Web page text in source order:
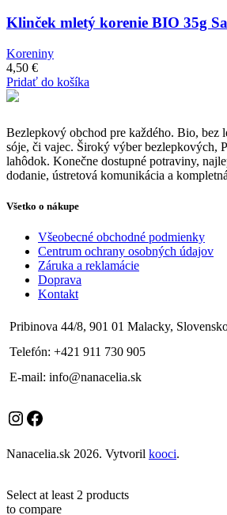
Klinček mletý korenie BIO 35g
Koreniny
4,50 €
Pridať do košíka
Bezlepkový obchod pre každého. Bio, bez
sóje, či vajec. Široký výber bezlepkových,
lahôdok. Konečne dostupné potraviny,
dodanie, ústretová komunikácia a
Všetko o nákupe
Všeobecné obchodné podmienky
Centrum ochrany osobných údajov
Záruka a reklamácie
Doprava
Kontakt
Pribinova 44/8, 901 01 Malacky,
Telefón: +421 911 730 905
E-mail: info@nanacelia.sk
Instagram
Facebook
Nanacelia.sk 2026. Vytvoril kooci.
Select at least 2 products
to compare